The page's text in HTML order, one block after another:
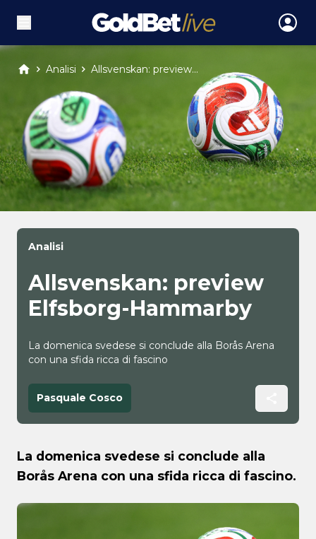
Analisi Allsvenskan: preview...
Analisi
Allsvenskan: preview
Elfsborg-Hammarby
La domenica svedese si conclude alla Borås Arena
con una sfida ricca di fascino
Pasquale Cosco
La domenica svedese si conclude alla
Borås Arena con una sfida ricca di fascino.